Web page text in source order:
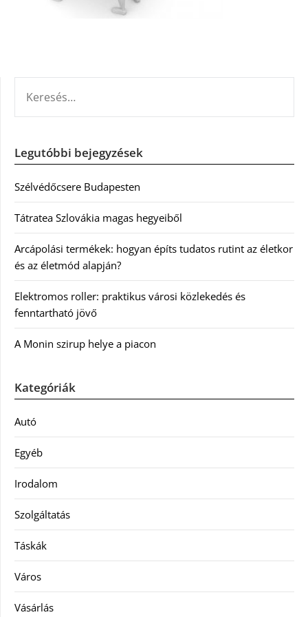
Legutóbbi bejegyzések
Szélvédőcsere Budapesten
Tátratea Szlovákia magas hegyeiből
Arcápolási termékek: hogyan építs tudatos rutint az életkor
és az életmód alapján?
Elektromos roller: praktikus városi közlekedés és
fenntartható jövő
A Monin szirup helye a piacon
Kategóriák
Autó
Egyéb
Irodalom
Szolgáltatás
Táskák
Város
Vásárlás